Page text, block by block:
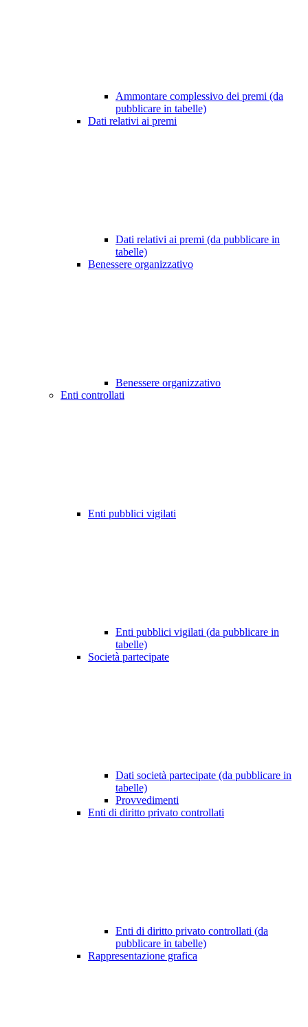
Ammontare complessivo dei premi (da
pubblicare in tabelle)
Dati relativi ai premi
Dati relativi ai premi (da pubblicare in
tabelle)
Benessere organizzativo
Benessere organizzativo
Enti controllati
Enti pubblici vigilati
Enti pubblici vigilati (da pubblicare in
tabelle)
Società partecipate
Dati società partecipate (da pubblicare in
tabelle)
Provvedimenti
Enti di diritto privato controllati
Enti di diritto privato controllati (da
pubblicare in tabelle)
Rappresentazione grafica